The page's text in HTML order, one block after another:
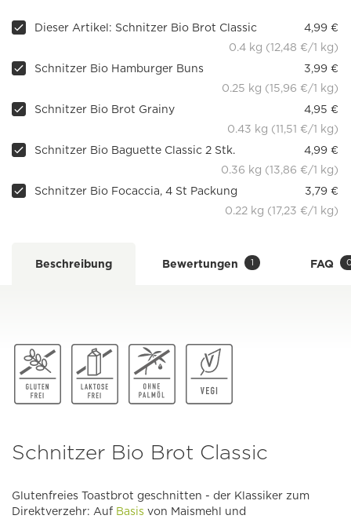
Dieser Artikel: Schnitzer Bio Brot Classic
4,99 €
0.4 kg (12,48 €/1 kg)
Schnitzer Bio Hamburger Buns
3,99 €
0.25 kg (15,96 €/1 kg)
Schnitzer Bio Brot Grainy
4,95 €
0.43 kg (11,51 €/1 kg)
Schnitzer Bio Baguette Classic 2 Stk.
4,99 €
0.36 kg (13,86 €/1 kg)
Schnitzer Bio Focaccia, 4 St Packung
3,79 €
0.22 kg (17,23 €/1 kg)
Beschreibung Bewertungen 1 FAQ
Schnitzer Bio Brot Classic
Glutenfreies Toastbrot geschnitten - der Klassiker zum
Direktverzehr: Auf Basis von Maismehl und